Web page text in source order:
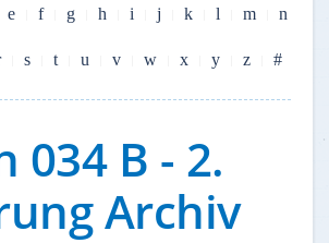
e f g h i j k l m n
s t u v w x y z #
034 B - 2.
Archiv